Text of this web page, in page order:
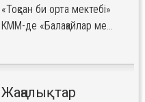
«Тоқсан би орта мектебі»
КММ-де «Балақайлар ме...
Жаңалықтар